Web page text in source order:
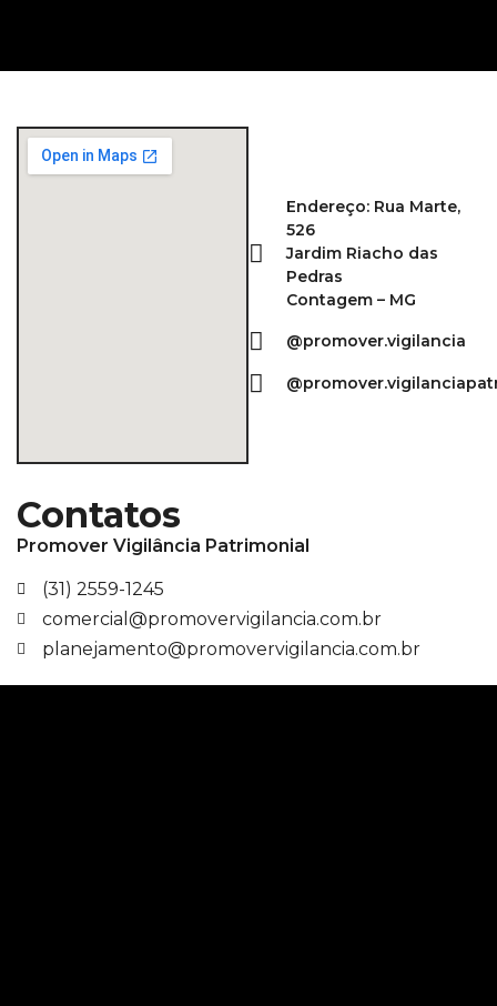
Endereço: Rua Marte,
526
Jardim Riacho das
Pedras
Contagem – MG
@promover.vigilancia
Contatos
Promover Vigilância Patrimonial
(31) 2559-1245
comercial@promovervigilancia.com.br
planejamento@promovervigilancia.com.br